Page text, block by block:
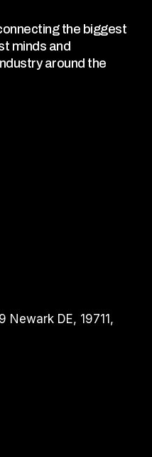
the biggest
minds and
around the
Newark DE, 19711,